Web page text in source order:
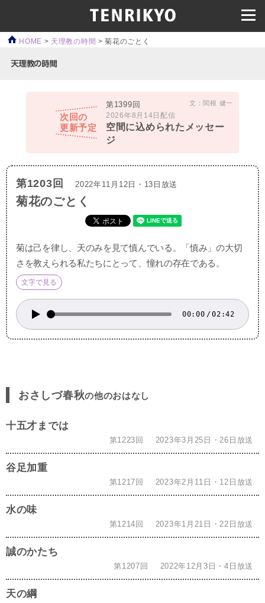
HOME > 天理教の時間 >菊花のごとく
次回の
更新予定
第1399回
2026年8月14日配信
空間に込められたメッセー
ジ
文：関根 健一
第1203回 2022年11月12日・13日放送
菊花のごとく
菊は己を律し、天のみを見て慎んでいる。「慎み」の大切
さを教えられる私たちにとって、憧れの存在である。
文字で見る
00:00 /02:42
おさしづ春秋の他のおはなし
十五才までは
第1223回 2023年3月25日・26日放送
谷足加重
第1217回 2023年2月11日・12日放送
水の味
第1214回 2023年1月21日・22日放送
誠のかたち
第1207回 2022年12月3日・4日放送
天の綱